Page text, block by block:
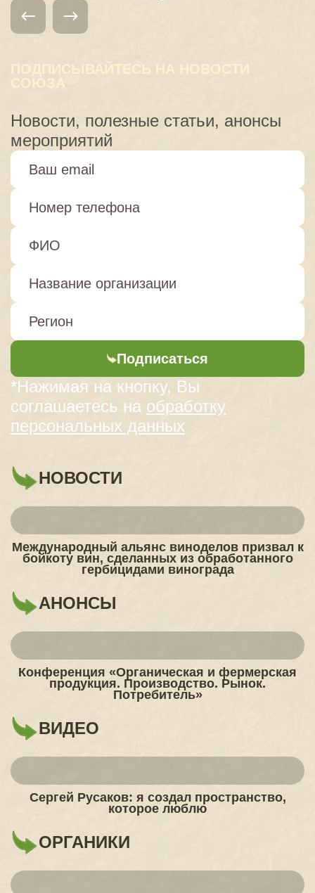
ПОДПИСЫВАЙТЕСЬ НА НОВОСТИ
СОЮЗА
Новости, полезные статьи, анонсы
мероприятий
Подписаться
*Нажимая на кнопку, Вы
соглашаетесь на обработку
персональных данных
НОВОСТИ
Международный альянс виноделов призвал к
бойкоту вин, сделанных из обработанного
гербицидами винограда
АНОНСЫ
Конференция «Органическая и фермерская
продукция. Производство. Рынок.
Потребитель»
ВИДЕО
Сергей Русаков: я создал пространство,
которое люблю
ОРГАНИКИ